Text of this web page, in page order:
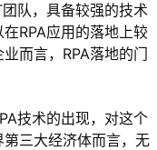
队，具备较强的技术
RPA应用的落地上较
而言，RPA落地的门
技术的出现，对这个
三大经济体而言，无